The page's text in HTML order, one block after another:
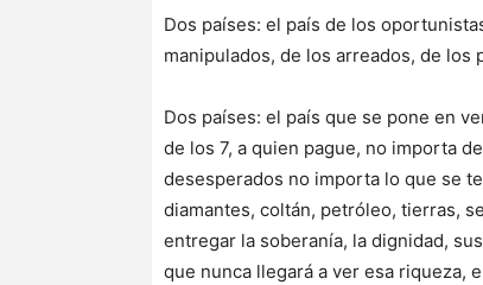
Dos países: el país de los
manipulados, de los arreados, de los
Dos países: el país que se pone en
de los 7, a quien pague, no importa
desesperados no importa lo que se
diamantes, coltán, petróleo, tierras,
entregar la soberanía, la dignidad,
que nunca llegará a ver esa riqueza,